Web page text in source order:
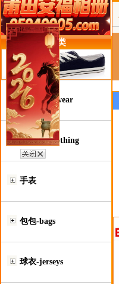
类目详细分类
鞋类-Footwear
服装类-Clothing
手表
包包-bags
球衣-jerseys